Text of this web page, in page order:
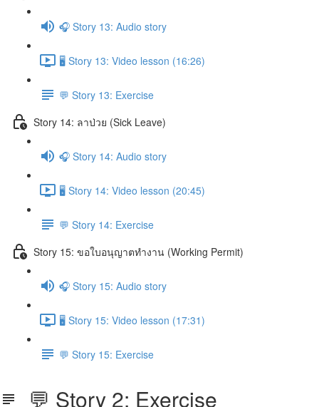
🎧 Story 13: Audio story
🖥️ Story 13: Video lesson (16:26)
💬 Story 13: Exercise
Story 14: ลาป่วย (Sick Leave)
🎧 Story 14: Audio story
🖥️ Story 14: Video lesson (20:45)
💬 Story 14: Exercise
Story 15: ขอใบอนุญาตทำงาน (Working Permit)
🎧 Story 15: Audio story
🖥️ Story 15: Video lesson (17:31)
💬 Story 15: Exercise
💬 Story 2: Exercise